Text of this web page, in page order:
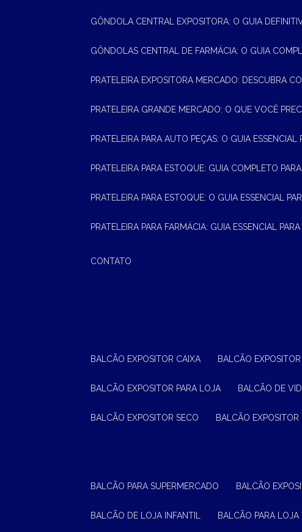
GÔNDOLA CENTRAL EXPOSITORA: O GUIA
GÔNDOLAS CENTRAL DE FARMÁCIA: O GUIA
PRATELEIRA EXPOSITORA MERCADO: DESCUBRA
PRATELEIRA GRANDE MERCADO: O QUE VOCÊ
PRATELEIRA PARA AUTO PEÇAS: O GUIA
PRATELEIRA PARA ESTOQUE: GUIA COMPLETO
PRATELEIRA PARA ESTOQUE: O GUIA ESSENCIAL
PRATELEIRA PARA FARMÁCIA: GUIA ESSENCIAL
CONTATO
BALCÃO EXPOSITOR CAIXA BALCÃO
BALCÃO EXPOSITOR PARA LOJA BALCÃO DE
BALCÃO EXPOSITOR SECO BALCÃO
BALCÃO PARA SUPERMERCADO BALCÃO
BALCÃO DE LOJA INFANTIL BALCÃO PARA